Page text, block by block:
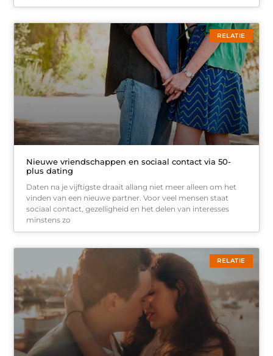
RELATIE
Nieuwe vriendschappen en sociaal contact via 50-
plus dating
Daten na je vijftigste draait allang niet meer alleen om het
vinden van een nieuwe partner. Voor veel mensen staat
sociaal contact, gezelligheid en het delen van interesses
minstens zo
RELATIE